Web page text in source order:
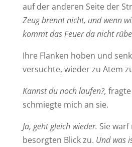
auf der anderen Seite der
Zeug brennt nicht, und wenn
kommt das Feuer da nicht
Ihre Flanken hoben und
versuchte, wieder zu Atem
Kannst du noch laufen?,
schmiegte mich an sie.
Ja, geht gleich wieder. Sie
besorgten Blick zu. Und was